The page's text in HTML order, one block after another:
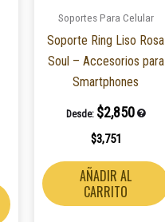
Soportes Para Celular
Soporte Ring Liso Rosa
Soul – Accesorios para
Smartphones
Desde: $2,850
$3,751
AÑADIR AL
CARRITO